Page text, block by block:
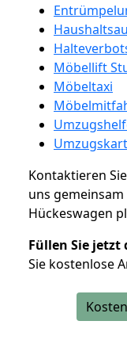
Möbellift
Möbeltaxi
Kontaktieren
uns
Hückeswagen
Füllen Sie jetzt
Sie kostenlose